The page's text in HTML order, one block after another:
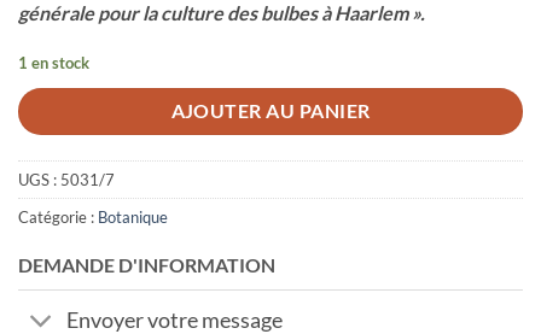
générale pour la culture des bulbes à Haarlem ».
1 en stock
AJOUTER AU PANIER
UGS : 5031/7
Catégorie : Botanique
DEMANDE D'INFORMATION
Envoyer votre message